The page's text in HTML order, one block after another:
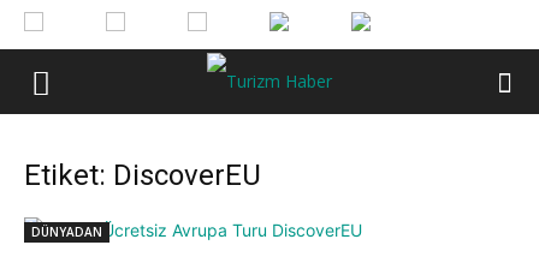
Etiket: DiscoverEU
DÜNYADAN